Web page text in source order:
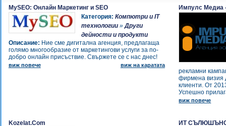
- Йон компютърс ЕООД
- За Вас 2009 ЕООД
Антиподес ЕООД
-
3 dni.bg - изработване на сайт за
вашия бизнес
- "Юпитер Софт" ЕООД
- Оказионен магазин
-
Slot Касови апарати в Пловдив
MySEO: Онлайн Маркетинг и SEO
Категория: Компютри и IT
технологии» Други
дейности и продукти
Описание: Ние сме дигитална агенция, предлагаща
голямо многообразие от маркетингови услуги за по-
добро онлайн присъствие. Свържете се с нас днес!
виж повече виж на каратата
Импулс Медиа
рекламни
фирмена визия
клиенти. От
Успешно
виж повече
Kozelat.Com
ИТ